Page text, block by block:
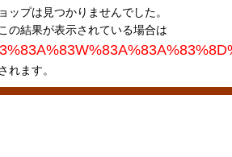
ップは見つかりませんでした。
の結果が表示されている場合は
れます。